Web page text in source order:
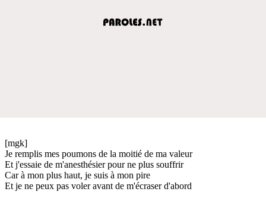
[mgk]
Je remplis mes poumons de la moitié de ma valeur
Et j'essaie de m'anesthésier pour ne plus souffrir
Car à mon plus haut, je suis à mon pire
Et je ne peux pas voler avant de m'écraser d'abord